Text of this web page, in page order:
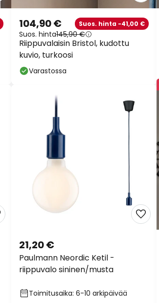
Riippuvalaisin Bristol, kudottu
kuvio, turkoosi
104,90 € Suos. hinta -41,00 €
Suos. hinta145,90 €
Varastossa
Paulmann Neordic Ketil -
riippuvalo sininen/musta
21,20 €
Toimitusaika: 6-10 arkipäivää